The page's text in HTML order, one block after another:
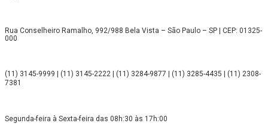
Rua Conselheiro Ramalho, 992/988 Bela Vista – São Paulo – SP | CEP: 01325-
000
(11) 3145-9999 | (11) 3145-2222 | (11) 3284-9877 | (11) 3285-4435 | (11) 2308-
7381
Segunda-feira à Sexta-feira das 08h:30 às 17h:00